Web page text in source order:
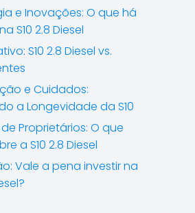
e Inovações: O que há
S10 2.8 Diesel
S10 2.8 Diesel vs.
e Cuidados:
a Longevidade da S10
Proprietários: O que
a S10 2.8 Diesel
Vale a pena investir na